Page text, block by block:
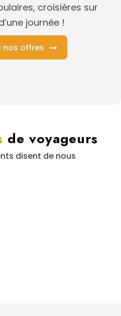
croisières sur
journée !
nos offres
de voyageurs
disent de nous